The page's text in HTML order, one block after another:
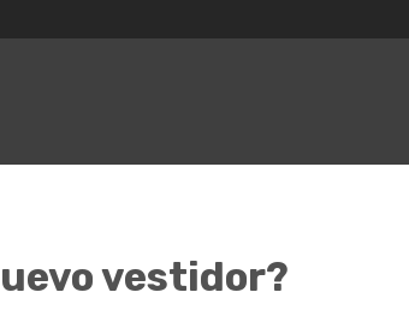
vestidor?